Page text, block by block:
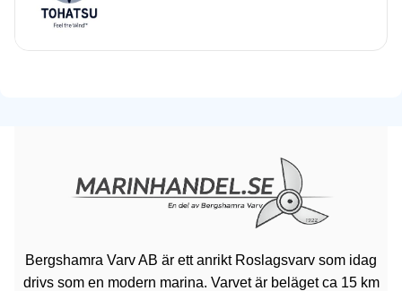
Bergshamra Varv AB är ett anrikt Roslagsvarv som idag
drivs som en modern marina. Varvet är beläget ca 15 km